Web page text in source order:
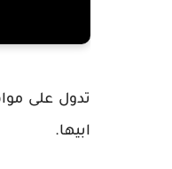
تدول على
ابيها.